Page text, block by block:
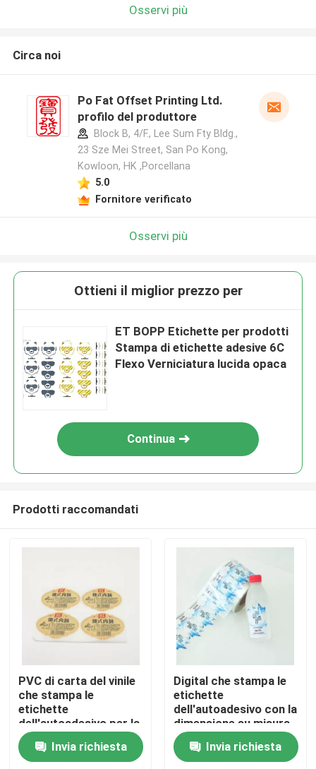
Casa
Chi siamo
Contatti
Osservi più
Circa noi
Po Fat Offset Printing Ltd.
profilo del produttore
Block B, 4/F., Lee Sum Fty Bldg.,
23 Sze Mei Street, San Po Kong,
Kowloon, HK ,Porcellana
5.0
Fornitore verificato
Osservi più
Ottieni il miglior prezzo per
ET BOPP Etichette per prodotti
Stampa di etichette adesive 6C
Flexo Verniciatura lucida opaca
Continua
Prodotti raccomandati
PVC di carta del vinile
che stampa le
etichette
dell'autoadesivo per la
promozione/decorazione
Invia richiesta
Digital che stampa le
etichette
dell'autoadesivo con la
dimensione su misura
adesiva smontabile
Invia richiesta